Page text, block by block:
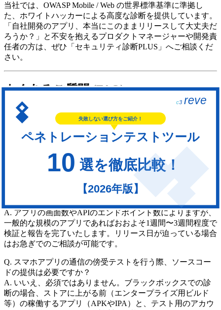
当社では、OWASP Mobile / Web の世界標準基準に準拠し
た、ホワイトハッカーによる高度な診断を提供しています。
「自社開発のアプリ、本当にこのままリリースして大丈夫だ
ろうか？」と不安を抱えるプロダクトマネージャーや開発責
任者の方は、ぜひ「セキュリティ診断PLUS」へご相談くだ
さい。
よくあるご質問 (FAQ)
Q. 診断対象は本番環境のアプリですか？それとも開発環境
ですか？
A. 基本的には、本番環境と同一のコードがデプロイされた
ステージング環境（またはテスト環境）での診断を推奨して
おります。意図的に不正データを入れるテストを行うため、
本番環境のユーザーデータに影響を与えないようにするため
です。（本番環境での診断も可能ですが、テスト範囲の調整
A. アプリの画面数やAPIのエンドポイント数によりますが、
一般的な規模のアプリであればおおよそ1週間〜3週間程度で
検証と報告を完了いたします。リリース日が迫っている場合
はお急ぎでのご相談が可能です。
Q. スマホアプリの通信の傍受テストを行う際、ソースコー
ドの提供は必要ですか？
A. いいえ、必須ではありません。ブラックボックスでの診
断の場合、ストアに上がる前（エンタープライズ用ビルド
等）の稼働するアプリ（APKやIPA）と、テスト用のアカウ